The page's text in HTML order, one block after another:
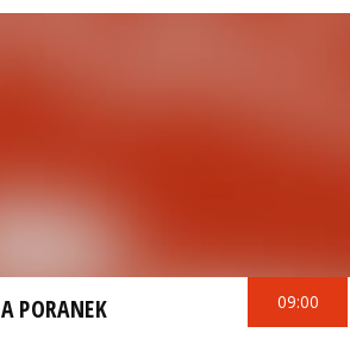
PORANEK 09:00